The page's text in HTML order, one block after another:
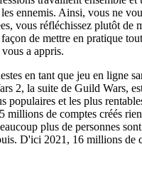
ennemis. Ainsi, vous ne
vous réfléchissez plutôt de
de mettre en pratique
a appris.
en tant que jeu en ligne
2, la suite de Guild Wars,
populaires et les plus
millions de comptes créés
plus de personnes
D'ici 2021, 16 millions de